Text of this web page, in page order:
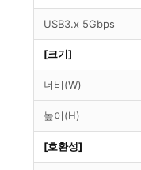
USB3.x 5Gbps
[크기]
너비(W)
높이(H)
[호환성]